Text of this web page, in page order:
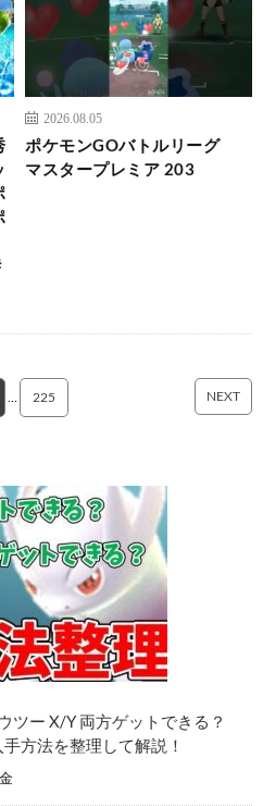
2026.08.05
ポケモンGOバトルリーグ
マスタープレミア 203
225 NEXT
ツー X/Y 両方ゲットできる？
方法を整理して解説！